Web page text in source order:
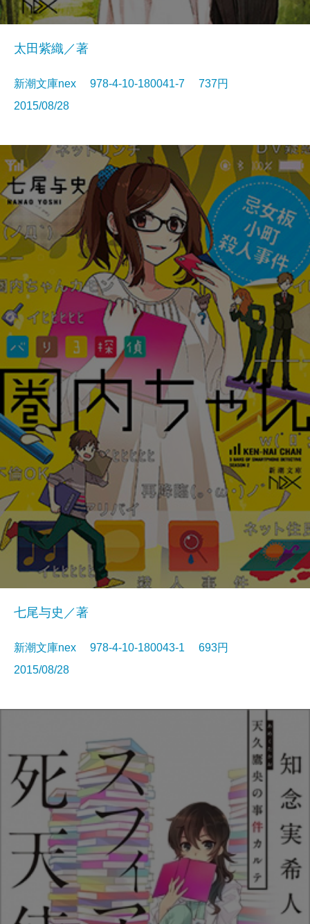
太田紫織／著
新潮文庫nex 978-4-10-180041-7 737円
2015/08/28
七尾与史／著
新潮文庫nex 978-4-10-180043-1 693円
2015/08/28